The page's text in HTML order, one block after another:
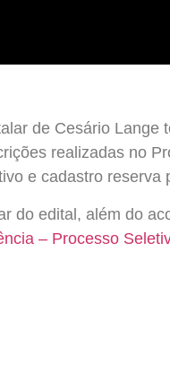
de Cesário
realizadas no
e cadastro reserva
do edital, além do
– Processo